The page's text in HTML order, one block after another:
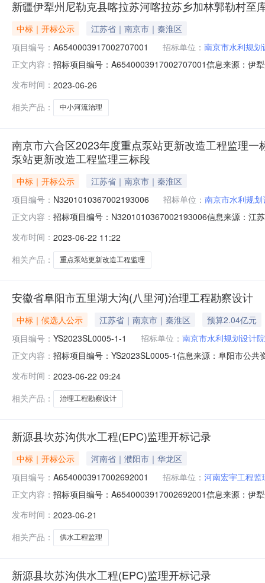
新疆伊犁州尼勒克县喀拉苏河喀拉苏乡加林郭勒村至
中标｜开标公示
江苏省｜南京市｜秦淮区
项目编号： A6540003917002707001 招标单位： 南京市水利规
正文内容： 招标项目编号：A6540003917002707001信息来源：伊
市水利规划设计院股份有限公司;项目负责人:邓传贵;报
发布时间： 2023-06-26
相关产品：
中小河流治理
南京市六合区2023年度重点泵站更新改造工程监理
泵站更新改造工程监理三标段
中标｜开标公示
江苏省｜南京市｜秦淮区
项目编号： N3201010367002193006 招标单位： 南京市水利规
正文内容： 招标项目编号：N3201010367002193006信息来源：江
录内容投标人名称:南京市水利规划设计院股份有限公司
发布时间： 2023-06-22 11:22
相关产品：
重点泵站更新改造工程监理
安徽省阜阳市五里湖大沟(八里河)治理工程勘察设计
中标｜候选人公示 江苏省｜南京市｜秦淮区
预算2.04亿元
项目编号： YS2023SL0005-1-1 招标单位： 南京市水利规划设计
正文内容： 招标项目编号：YS2023SL0005-1信息来源：阜阳市公
YS2023SL0005-1-1招标方式：公开招标开标时间：
发布时间： 2023-06-22 09:24
相关产品：
治理工程勘察设计
新源县坎苏沟供水工程(EPC)监理开标记录
中标｜开标公示
河南省｜濮阳市｜华龙区
项目编号： A6540003917002692001 招标单位： 河南宏宇工程
正文内容： 招标项目编号：A6540003917002692001信息来源：伊
元/%;工期:日历天;质量要求:;保证金金额:0.00元,投标文
发布时间： 2023-06-21
相关产品：
供水工程监理
新源县坎苏沟供水工程(EPC)监理开标记录